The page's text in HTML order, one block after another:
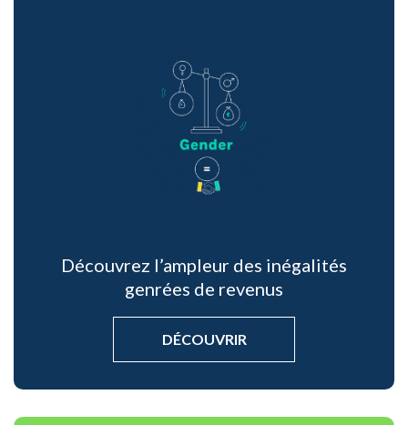
Découvrez l’ampleur des inégalités
genrées de revenus
DÉCOUVRIR